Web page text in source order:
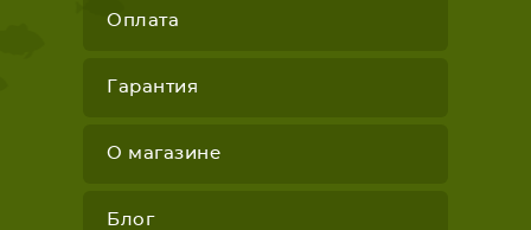
Оплата
Гарантия
О магазине
Блог